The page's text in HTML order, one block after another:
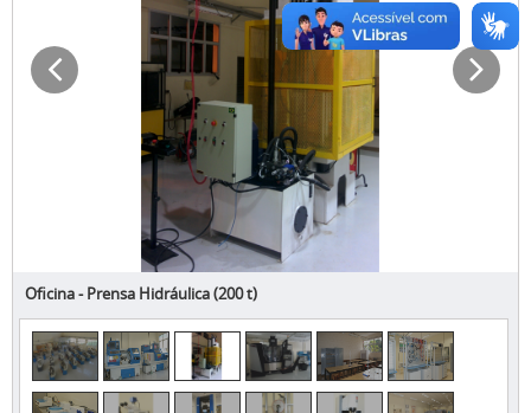
Oficina - Prensa Hidráulica (200 t)